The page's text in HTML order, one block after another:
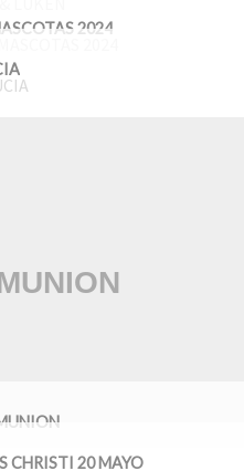
2024
CHRISTI 20 MAYO